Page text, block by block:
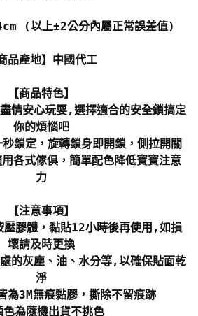
(以上±2公分內屬正常誤差值)
商品產地】中國代工
【商品特色】
情安心玩耍,選擇適合的安全鎖搞定
你的煩惱吧
鎖定，旋轉鎖身即開鎖，側拉開關
各式傢俱，簡單配色降低寶寶注意
力
【注意事項】
膠體，黏貼12小時後再使用,如損
壞請及時更換
的灰塵、油、水分等,以確保貼面乾
淨
為3M無痕黏膠，撕除不留痕跡
為隨機出貨不挑色